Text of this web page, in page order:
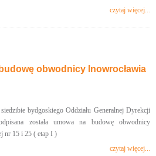
czytaj więcej...
obwodnicy Inowrocławia
bydgoskiego Oddziału Generalnej Dyrekcji
została umowa na budowę obwodnicy
nr 15 i 25 ( etap I )
czytaj więcej...